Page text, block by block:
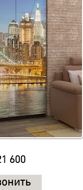
600